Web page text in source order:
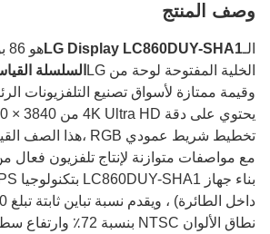
وصف المنتج
الـLG Display LC860DUY-SHA1
الخلية المفتوحة لوحة من LG
السلسلة
وقيمة ممتازة لأسواق تصنيع التلفزيونات
مع مواصفات متوازنة لإنتاج تلفزيون فعال